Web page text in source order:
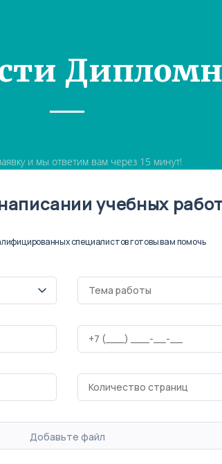
и мы ответим вам через 15 минут!
учебных
специалистов готовы вам помочь
Добавьте файл